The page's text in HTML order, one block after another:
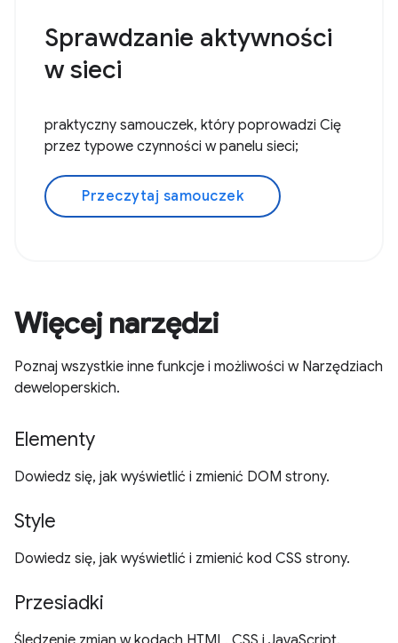
Sprawdzanie aktywności
w sieci
praktyczny samouczek, który poprowadzi Cię
przez typowe czynności w panelu sieci;
Przeczytaj samouczek
Więcej narzędzi
Poznaj wszystkie inne funkcje i możliwości w Narzędziach
deweloperskich.
Elementy
Dowiedz się, jak wyświetlić i zmienić DOM strony.
Style
Dowiedz się, jak wyświetlić i zmienić kod CSS strony.
Przesiadki